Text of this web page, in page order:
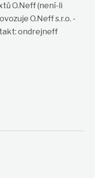
O.Neff (není-li
O.Neff s.r.o. -
ondrejneff